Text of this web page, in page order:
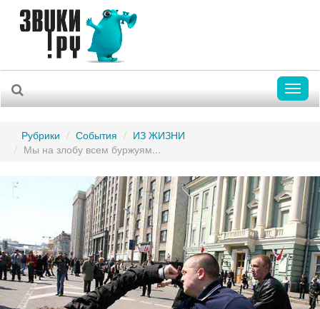
Рубрики События
ИЗ ЖИЗНИ
Мы на злобу всем буржуям...